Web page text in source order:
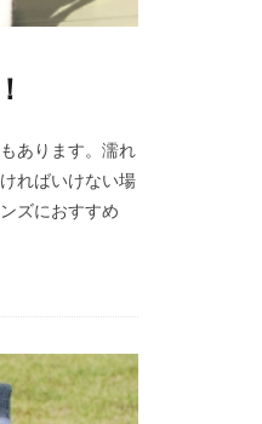
あります。濡れ
ればいけない場
ズにおすすめ